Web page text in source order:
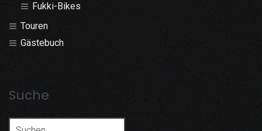
Fukki-Bikes
Touren
Gästebuch
Suche
Suchen